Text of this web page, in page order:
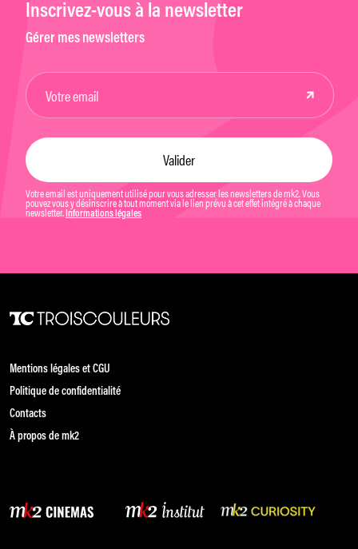
Inscrivez-vous à la newsletter
Gérer mes newsletters
Votre email est uniquement utilisé pour vous adresser les newsletters de mk2. Vous
pouvez vous y désinscrire à tout moment via le lien prévu à cet effet intégré à chaque
newsletter. Informations légales
Mentions légales et CGU
Politique de confidentialité
Contacts
À propos de mk2